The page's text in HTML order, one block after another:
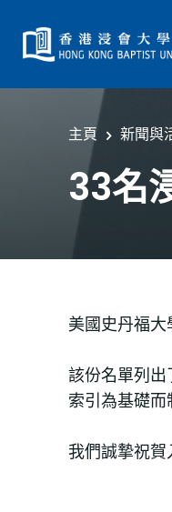
主頁 新聞與
33名
美國史丹福大
該份名單列出
索引為基礎而
我們誠摯祝賀